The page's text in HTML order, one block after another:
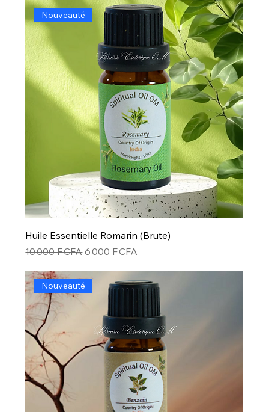
Nouveauté
Huile Essentielle Romarin (Brute)
Prix original
10 000 F CFAPrix promotionnel
6 000 F CFA
Nouveauté